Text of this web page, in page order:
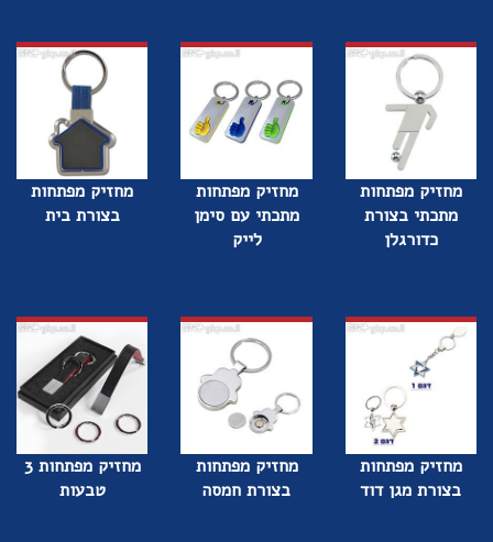
מחזיק מפתחות
מתכתי בצורת
כדורגלן
מחזיק מפתחות
מתכתי עם סימן
לייק
מחזיק מפתחות
בצורת בית
מחזיק מפתחות
בצורת מגן דוד
מחזיק מפתחות
בצורת חמסה
מחזיק מפתחות 3
טבעות